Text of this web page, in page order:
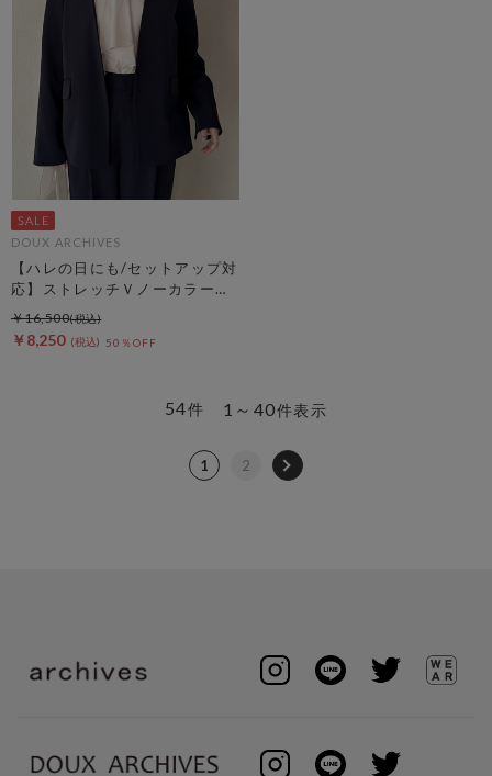
DOUX ARCHIVES
【ハレの日にも/セットアップ対
応】ストレッチＶノーカラージ
ャケット
￥8,250 50％OFF
￥16,500
1～40件表示
54件
1 2